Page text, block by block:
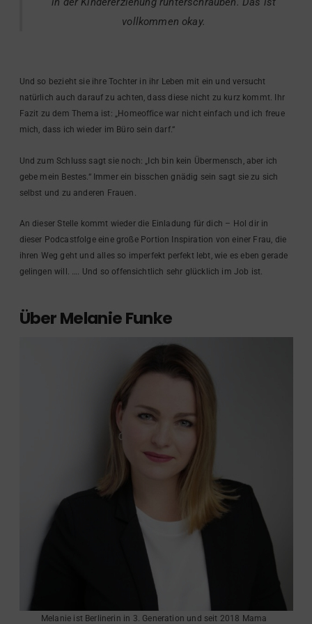
vollkommen okay.
Und so bezieht sie ihre Tochter in ihr Leben mit ein und versucht
natürlich auch darauf zu achten, dass diese nicht zu kurz kommt. Ihr
Fazit zu dem Thema ist: „Homeoffice war nicht einfach und ich freue
mich, dass ich wieder im Büro sein darf.“
Und zum Schluss sagt sie noch: „Ich bin kein Übermensch, aber ich
gebe mein Bestes.“ Immer ein bisschen gnädig sein sagt sie zu sich
selbst und zu anderen Frauen.
An dieser Stelle kommt wieder die Einladung für dich – Hol dir in
dieser Podcastfolge eine große Portion Inspiration von einer Frau, die
ihren Weg geht und alles so imperfekt perfekt lebt, wie es eben gerade
gelingen will. …. Und so offensichtlich sehr glücklich im Job ist.
Über Melanie Funke
Melanie ist Berlinerin in 3. Generation und seit 2018 Mama